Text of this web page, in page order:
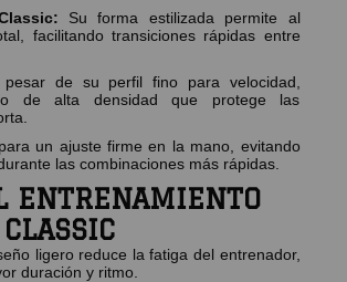
Su forma estilizada permite al
facilitando transiciones rápidas entre
pesar de su perfil fino para velocidad,
de alta densidad que protege las
un ajuste firme en la mano, evitando
las combinaciones más rápidas.
ENTRENAMIENTO
ligero reduce la fatiga del entrenador,
duración y ritmo.